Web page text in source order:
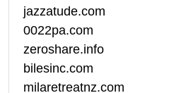
jazzatude.com
0022pa.com
zeroshare.info
bilesinc.com
milaretreatnz.com